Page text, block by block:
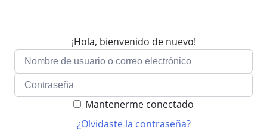
¡Hola, bienvenido de nuevo!
Mantenerme conectado
¿Olvidaste la contraseña?